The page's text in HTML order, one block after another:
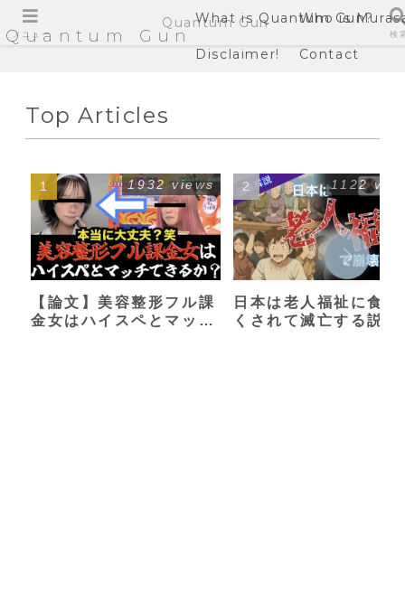
Quantum Gun
What is Quantum Gun?
Who is
Disclaimer! Contact
Top Articles
【論文】美容整形フル課
金女はハイスペとマッチ
1932 views
日本は老人福祉に食い
くされて滅亡する説
1122
メニュー
Quantum Gun
検